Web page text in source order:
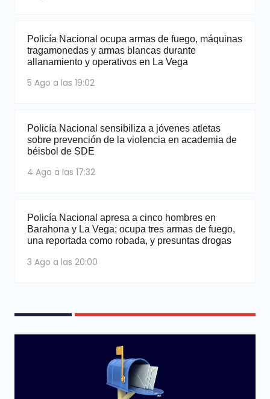
Policía Nacional ocupa armas de fuego, máquinas
tragamonedas y armas blancas durante
allanamiento y operativos en La Vega
5 Ago a las 19:02
Policía Nacional sensibiliza a jóvenes atletas
sobre prevención de la violencia en academia de
béisbol de SDE
4 Ago a las 17:32
Policía Nacional apresa a cinco hombres en
Barahona y La Vega; ocupa tres armas de fuego,
una reportada como robada, y presuntas drogas
3 Ago a las 20:00